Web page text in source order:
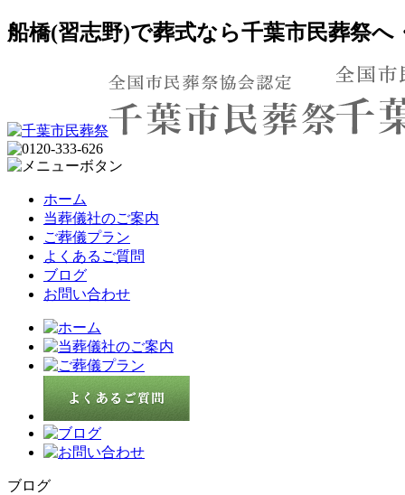
船橋(習志野)で葬式なら千葉市民葬祭
ホーム
当葬儀社のご案内
ご葬儀プラン
よくあるご質問
ブログ
お問い合わせ
ブログ